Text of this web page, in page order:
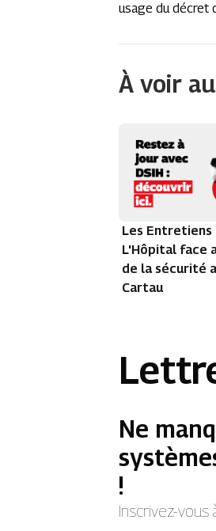
usage du décret
À voir
Les Entretiens
L'Hôpital face
de la sécurité
Cartau
Ne
!
Inscrivez-vous